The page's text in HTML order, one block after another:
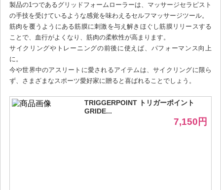
製品の1つであるグリッドフォームローラーは、マッサージセラピスト
の手技を受けているような感覚を味わえるセルフマッサージツール。
筋肉を覆うようにある筋膜に刺激を与え解きほぐし筋膜リリースする
ことで、血行がよくなり、筋肉の柔軟性が高まります。
サイクリングやトレーニングの前後に使えば、パフォーマンス向上
に。
今や世界中のアスリートに愛されるアイテムは、サイクリングに限ら
ず、さまざまなスポーツ愛好家に贈ると喜ばれることでしょう。